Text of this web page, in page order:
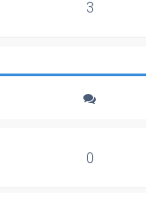
3
0